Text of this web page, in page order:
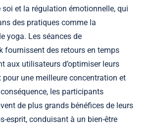
soi et la régulation émotionnelle, qui
des pratiques comme la
yoga. Les séances de
fournissent des retours en temps
aux utilisateurs d’optimiser leurs
une meilleure concentration et
les participants
de plus grands bénéfices de leurs
esprit, conduisant à un bien-être